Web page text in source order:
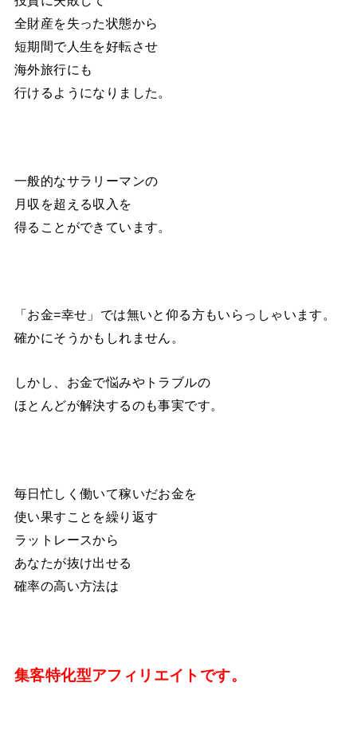
全財産を失った状態から
短期間で人生を好転させ
海外旅行にも
行けるようになりました。
一般的なサラリーマンの
月収を超える収入を
得ることができています。
「お金=幸せ」では無いと仰る方もいらっしゃいます。
確かにそうかもしれません。
しかし、お金で悩みやトラブルの
ほとんどが解決するのも事実です。
毎日忙しく働いて稼いだお金を
使い果すことを繰り返す
ラットレースから
あなたが抜け出せる
確率の高い方法は
集客特化型アフィリエイトです。